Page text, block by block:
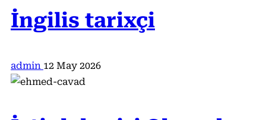
İngilis tarixçi
admin 12 May 2026